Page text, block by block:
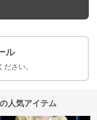
ル
さい。
人気アイテム